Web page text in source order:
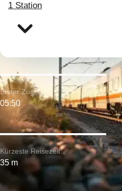
1 Station
Kürzeste Reisezeit:
35 m
Erster Zug:
05:50